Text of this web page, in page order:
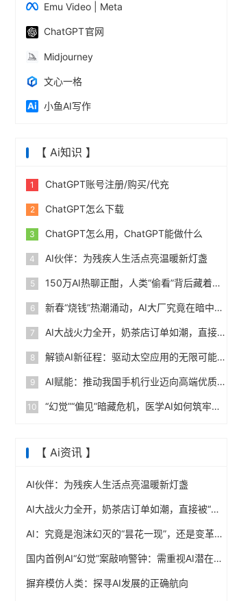
Emu Video | Meta
ChatGPT 官网
Midjourney
文心一格
小鱼AI写作
【 Ai知识 】
1 ChatGPT账号注册/购买/代充
2 ChatGPT怎么下载
3 ChatGPT怎么用，ChatGPT能做什么
4 AI伙伴：为残疾人生活点亮温暖新灯盏
5 150万AI热聊正酣，人类“偷看”背后藏着什么秘密？
6 新春“烧钱”热潮涌动，AI大厂究竟在暗中角逐什么？
7 AI大战火力全开，奶茶店订单如潮，直接被“干”到爆单！
8 解锁AI新征程：驱动太空应用的无限可能
9 AI赋能：推动我国手机行业迈向高端优质新境界
10 “幻觉”“偏见”暗藏危机，医学AI如何筑牢边界防线？
【 Ai资讯 】
AI伙伴：为残疾人生活点亮温暖新灯盏
AI大战火力全开，奶茶店订单如潮，直接被“干”到爆单！
AI：究竟是泡沫幻灭的“昙花一现”，还是变革序章的“璀璨开篇”？
国内首例AI“幻觉”案敲响警钟：需重视AI潜在风险
摒弃模仿人类：探寻AI发展的正确航向